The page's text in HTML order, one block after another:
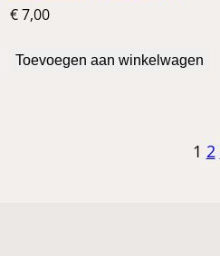
€7,00
Toevoegen aan winkelwagen
1 2